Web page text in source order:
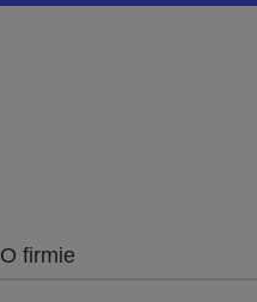
O firmie